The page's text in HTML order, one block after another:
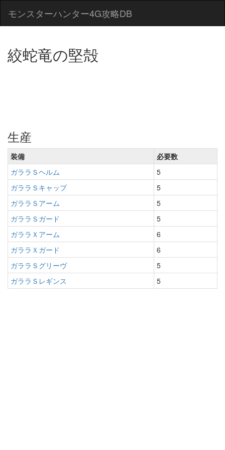
モンスターハンター4G攻略DB
絞蛇竜の堅殻
生産
装備
必要数
ガララＳヘルム
5
ガララＳキャップ
5
ガララＳアーム
5
ガララＳガード
5
ガララＸアーム
6
ガララＸガード
6
ガララＳグリーヴ
5
ガララＳレギンス
5